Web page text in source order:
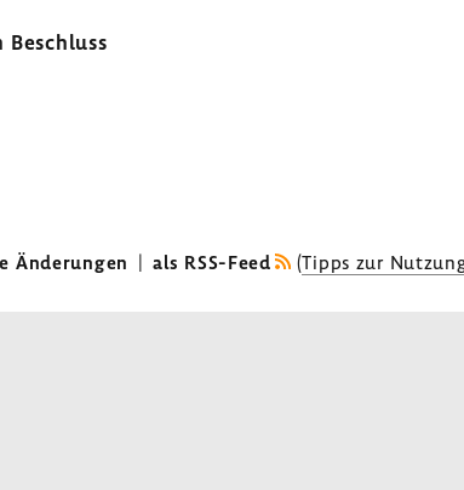
Beschluss
Änderungen | als RSS-Feed (Tipps zur